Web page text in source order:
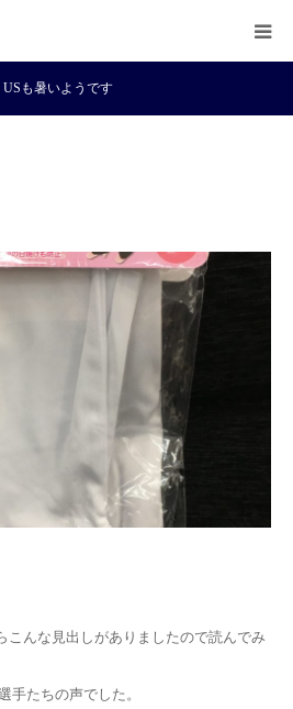
USも暑いようです
こんな見出しがありましたので読んでみ
手たちの声でした。